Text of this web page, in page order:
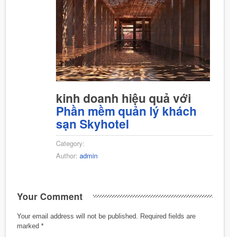
kinh doanh hiệu quả với
Phần mềm quản lý khách
sạn Skyhotel
Category:
Author: admin
Your Comment
Your email address will not be published.
Required fields are
marked *